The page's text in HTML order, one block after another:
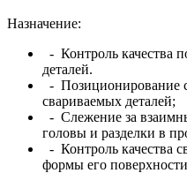
Назначение:
- Контроль качества
деталей.
- Позиционирование
свариваемых деталей;
- Слежение за
головы и разделки в
- Контроль качества
формы его